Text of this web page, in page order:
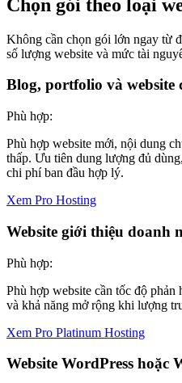
Chọn gói theo loại
Không cần chọn gói lớn ngay từ
số lượng website và mức tài
Blog, portfolio và website
Phù hợp:
Phù hợp website mới, nội dung
thấp. Ưu tiên dung lượng đủ
chi phí ban đầu hợp lý.
Xem Pro Hosting
Website giới thiệu doanh
Phù hợp:
Phù hợp website cần tốc độ
và khả năng mở rộng khi lượng
Xem Pro Platinum Hosting
Website WordPress hoặc